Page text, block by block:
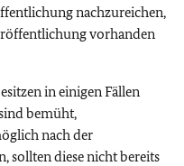
nachzureichen,
vorhanden
in einigen Fällen
bemüht,
nach der
sollten diese nicht bereits